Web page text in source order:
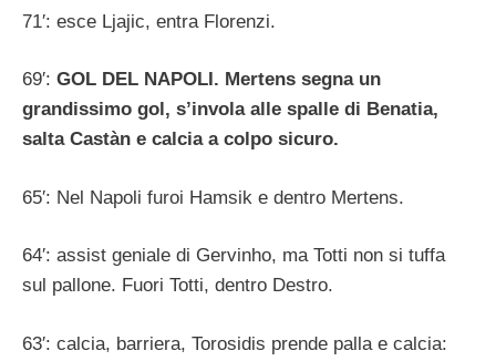
71′: esce Ljajic, entra Florenzi.
69′: GOL DEL NAPOLI. Mertens segna un
grandissimo gol, s’invola alle spalle di Benatia,
salta Castàn e calcia a colpo sicuro.
65′: Nel Napoli furoi Hamsik e dentro Mertens.
64′: assist geniale di Gervinho, ma Totti non si tuffa
sul pallone. Fuori Totti, dentro Destro.
63′: calcia, barriera, Torosidis prende palla e calcia: